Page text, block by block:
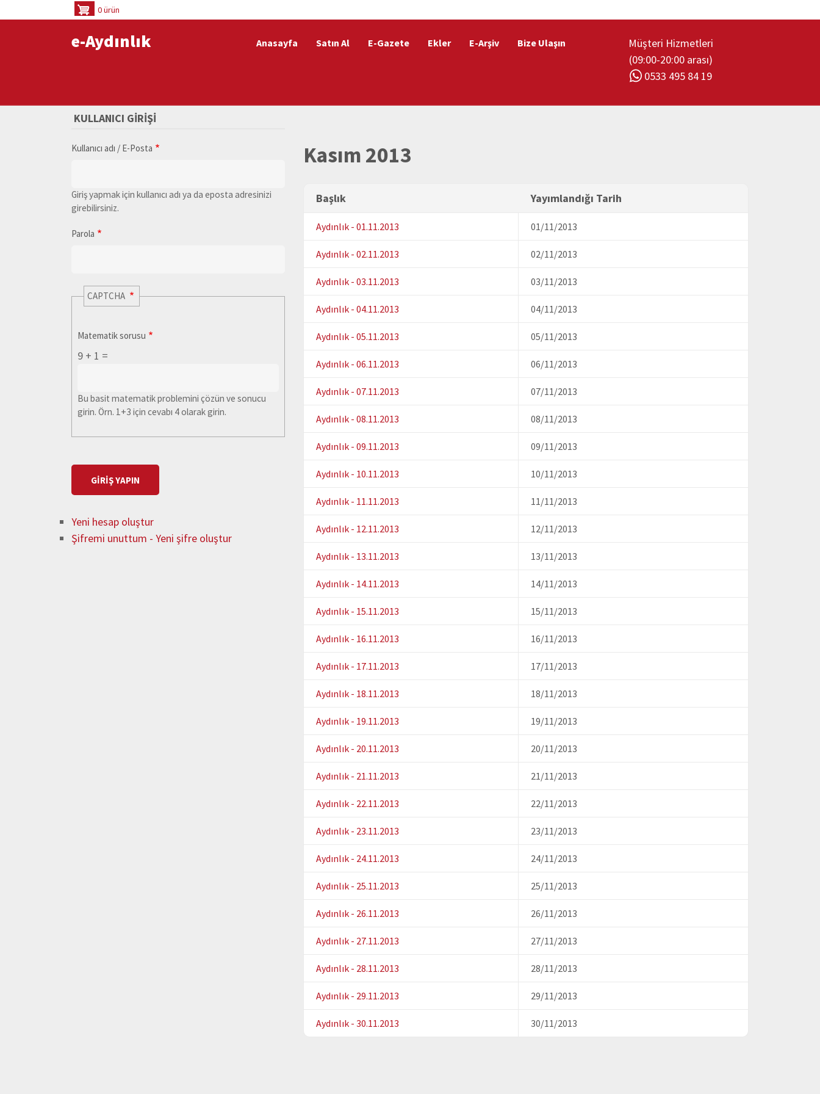
0 ürün
Müşteri Hizmetleri
(09:00-20:00 arası)
0533 495 84 19
e-Aydınlık Anasayfa Satın Al E-Gazete Ekler E-Arşiv Bize Ulaşın
Kasım 2013
Başlık Yayımlandığı Tarih
Aydınlık - 01.11.2013 01/11/2013
Aydınlık - 02.11.2013 02/11/2013
Aydınlık - 03.11.2013 03/11/2013
Aydınlık - 04.11.2013 04/11/2013
Aydınlık - 05.11.2013 05/11/2013
Aydınlık - 06.11.2013 06/11/2013
Aydınlık - 07.11.2013 07/11/2013
Aydınlık - 08.11.2013 08/11/2013
Aydınlık - 09.11.2013 09/11/2013
Aydınlık - 10.11.2013 10/11/2013
Aydınlık - 11.11.2013 11/11/2013
Aydınlık - 12.11.2013 12/11/2013
Aydınlık - 13.11.2013 13/11/2013
Aydınlık - 14.11.2013 14/11/2013
Aydınlık - 15.11.2013 15/11/2013
Aydınlık - 16.11.2013 16/11/2013
Aydınlık - 17.11.2013 17/11/2013
Aydınlık - 18.11.2013 18/11/2013
Aydınlık - 19.11.2013 19/11/2013
Aydınlık - 20.11.2013 20/11/2013
Aydınlık - 21.11.2013 21/11/2013
Aydınlık - 22.11.2013 22/11/2013
Aydınlık - 23.11.2013 23/11/2013
Aydınlık - 24.11.2013 24/11/2013
Aydınlık - 25.11.2013 25/11/2013
Aydınlık - 26.11.2013 26/11/2013
Aydınlık - 27.11.2013 27/11/2013
Aydınlık - 28.11.2013 28/11/2013
Aydınlık - 29.11.2013 29/11/2013
Aydınlık - 30.11.2013 30/11/2013
KULLANICI GIRIŞI
Kullanıcı adı / E-Posta
Giriş yapmak için kullanıcı adı ya da eposta adresinizi
girebilirsiniz.
Parola
CAPTCHA
Matematik sorusu
9 + 1 =
Bu basit matematik problemini çözün ve sonucu
girin. Örn. 1+3 için cevabı 4 olarak girin.
Yeni hesap oluştur
Şifremi unuttum - Yeni şifre oluştur